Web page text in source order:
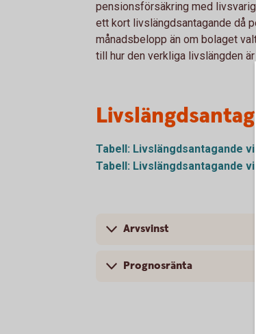
pensionsförsäkring med
ett kort livslängdsantagande då
månadsbelopp än om bolaget
till hur den verkliga livslängden
Tabell: Livslängdsantagande
Tabell: Livslängdsantagande
Arvsvinst
Prognosränta